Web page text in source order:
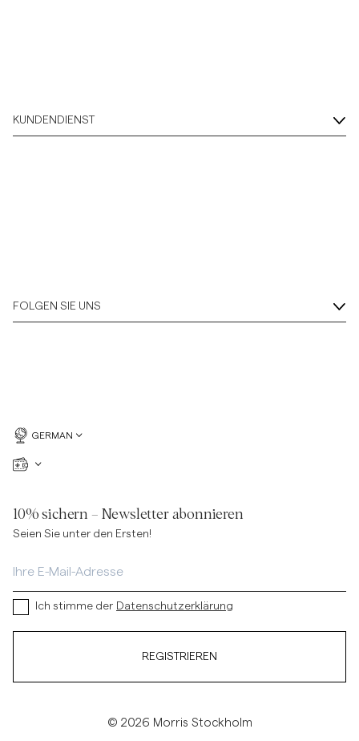
KUNDENDIENST
FOLGEN SIE UNS
GERMAN
10% sichern – Newsletter abonnieren
Seien Sie unter den Ersten!
Ich stimme der Datenschutzerklärung
REGISTRIEREN
© 2026 Morris Stockholm